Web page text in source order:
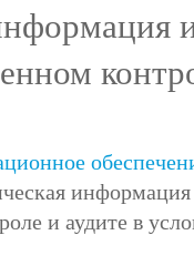
информация
и аудите в